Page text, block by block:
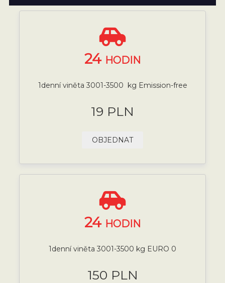
24 HODIN
1denní viněta 3001-3500 kg Emission-free
19 PLN
OBJEDNAT
24 HODIN
1denní viněta 3001-3500 kg EURO 0
150 PLN